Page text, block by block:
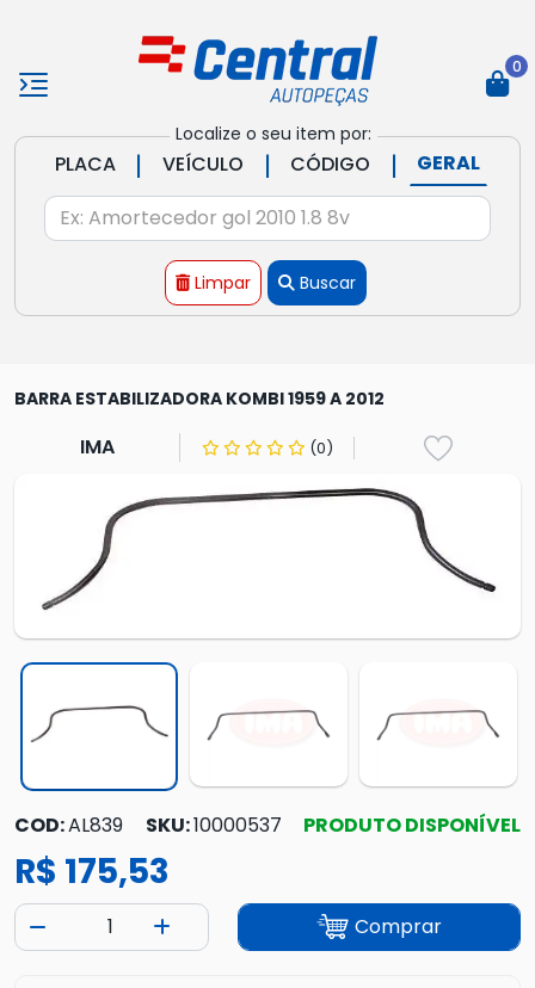
Localize o seu item por:
PLACA | VEÍCULO | CÓDIGO | GERAL
Limpar Buscar
0
BARRA ESTABILIZADORA KOMBI 1959 A 2012
IMA (0)
COD:AL839 SKU:10000537 PRODUTO DISPONÍVEL
R$ 175,53
Comprar